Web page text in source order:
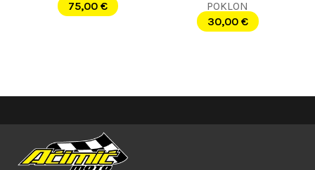
75,00 €
POKLON
30,00 €